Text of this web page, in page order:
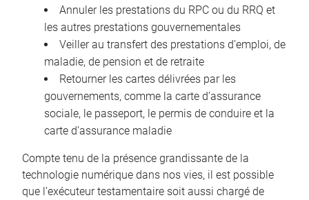
Annuler les prestations du RPC ou du RRQ et
les autres prestations gouvernementales
Veiller au transfert des prestations d’emploi, de
maladie, de pension et de retraite
Retourner les cartes délivrées par les
gouvernements, comme la carte d’assurance
sociale, le passeport, le permis de conduire et la
carte d’assurance maladie
Compte tenu de la présence grandissante de la
technologie numérique dans nos vies, il est possible
que l’exécuteur testamentaire soit aussi chargé de